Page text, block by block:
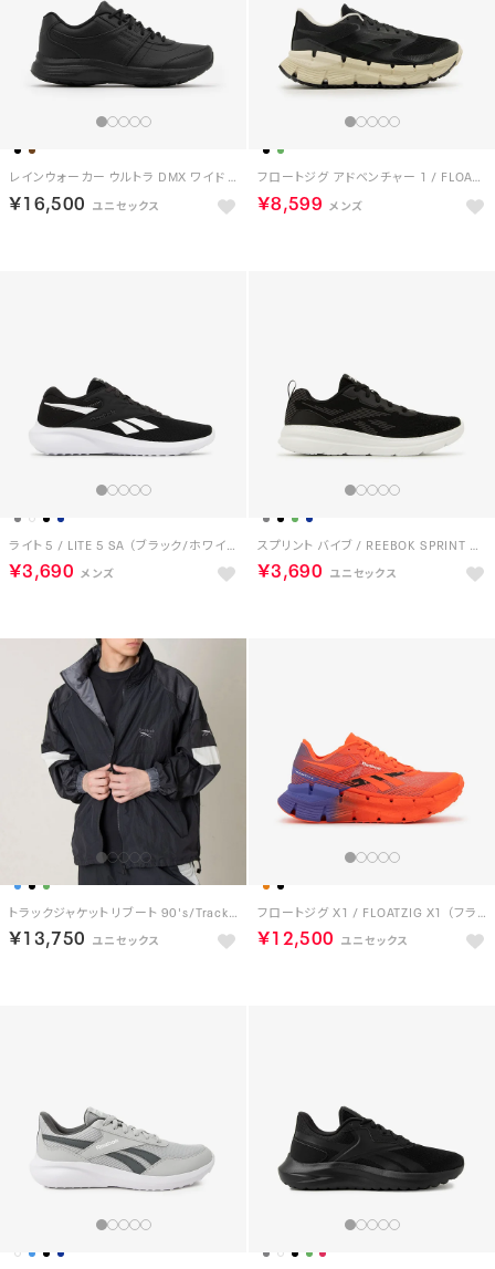
レインウォーカー ウルトラ DMX ワイド 4E / RAINWALKER ULTRA DMX WIDE 4E （ブラック）
￥16,500
フロートジグ アドベンチャー 1 / FLOATZIG ADVENTURE 1 （ブラック/グレー）
￥8,599
ライト 5 / LITE 5 SA （ブラック/ホワイト）
￥3,690
スプリント バイブ / REEBOK SPRINT VIBE SA （ブラック）
￥3,690
トラックジャケット リブート 90's/Track Jacket REBOOT 90’s （BLACK）
￥13,750
フロートジグ X1 / FLOATZIG X1 （フラッシュオレンジ）
￥12,500